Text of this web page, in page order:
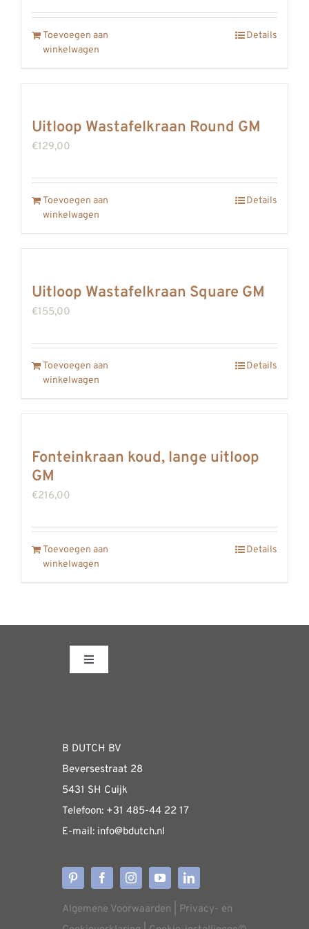
Toevoegen aan
winkelwagen
Details
Uitloop Wastafelkraan Round GM
€129,00
Toevoegen aan
winkelwagen
Details
Uitloop Wastafelkraan Square GM
€155,00
Toevoegen aan
winkelwagen
Details
Fonteinkraan koud, lange uitloop
GM
€216,00
Toevoegen aan
winkelwagen
Details
Toggle
WEBSHOP
Algemene informatie &
Verzendkosten
Levertijden
Aflevering
B DUTCH BV
Beversestraat 28
5431 SH Cuijk
Telefoon: +31 485-44 22 17
E-mail: info@bdutch.nl
Algemene Voorwaarden
Privacy- en